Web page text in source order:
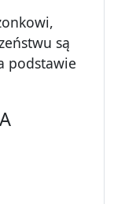
są
podstawie